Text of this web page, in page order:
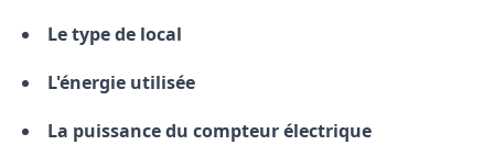
Le type de local
L'énergie utilisée
La puissance du compteur électrique